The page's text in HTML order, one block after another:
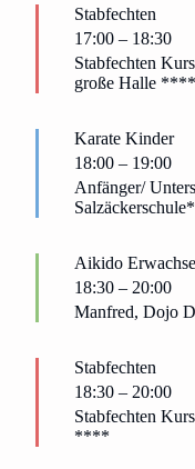
Stabfechten
17:00 – 18:30
Stabfechten
große Halle ****
Karate Kinder
18:00 – 19:00
Anfänger/
Salzäckerschule*
Aikido
18:30 – 20:00
Manfred, Dojo
Stabfechten
18:30 – 20:00
Stabfechten
****